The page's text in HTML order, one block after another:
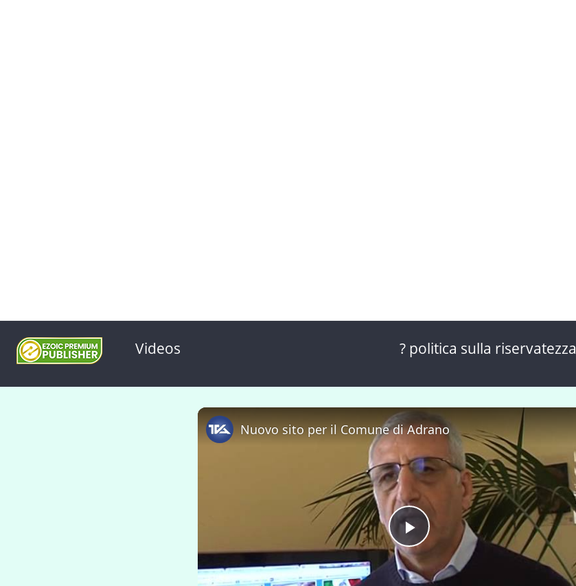
Videos ? politica sulla riservatezza
P
Nuovo sito per il Comune di Adrano